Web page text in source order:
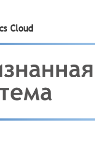
Cloud